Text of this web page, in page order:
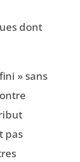
dont
» sans
pas